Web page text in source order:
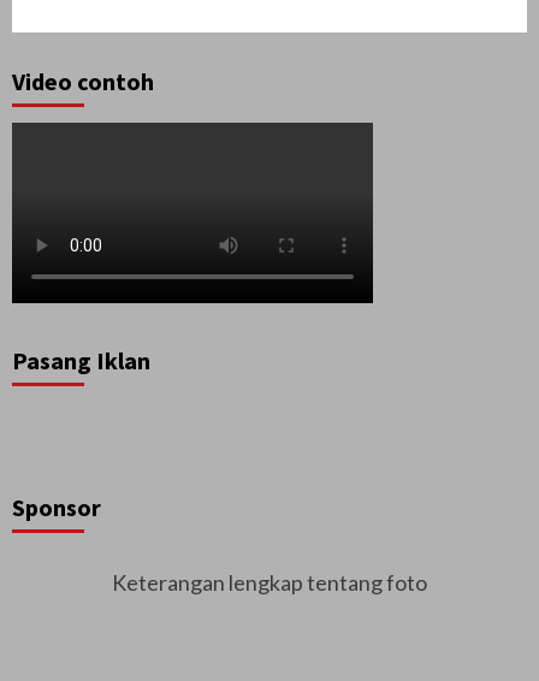
Video contoh
Pasang Iklan
Sponsor
Keterangan lengkap tentang foto